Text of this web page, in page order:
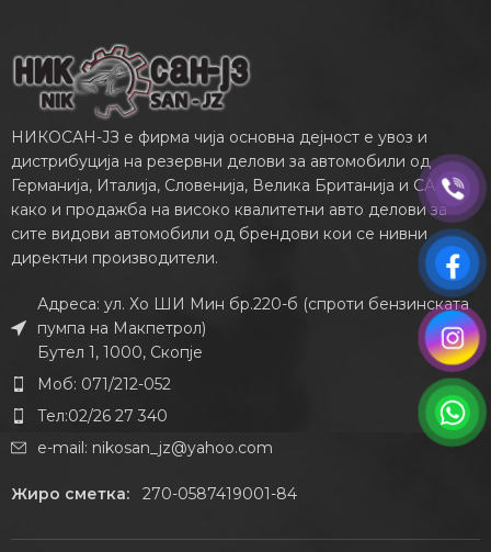
НИКОСАН-ЈЗ е фирма чија основна дејност е увоз и
дистрибуција на резервни делови за автомобили од
Германија, Италија, Словенија, Велика Британија и САД,
како и продажба на високо квалитетни авто делови за
сите видови автомобили од брендови кои се нивни
директни производители.
Адреса: ул. Хо ШИ Мин бр.220-б (спроти бензинската
пумпа на Макпетрол)
Бутел 1, 1000, Скопје
Моб: 071/212-052
Тел:02/26 27 340
e-mail: nikosan_jz@yahoo.com
Жиро сметка:270-0587419001-84